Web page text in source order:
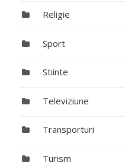
Religie
Sport
Stiinte
Televiziune
Transporturi
Turism